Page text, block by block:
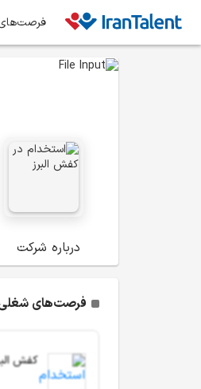
درباره شرکت
فرصت‌های
کفش